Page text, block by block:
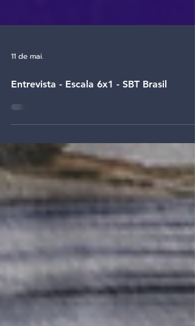
11 de mai.
Entrevista - Escala 6x1 - SBT Brasil